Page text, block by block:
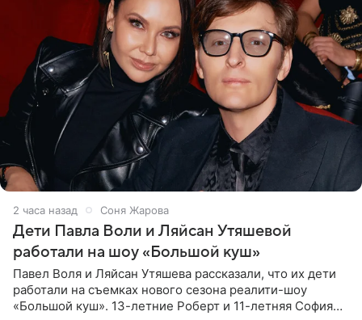
2 часа назад Соня Жарова
Дети Павла Воли и Ляйсан Утяшевой
работали на шоу «Большой куш»
Павел Воля и Ляйсан Утяшева рассказали, что их дети
работали на съемках нового сезона реалити-шоу
«Большой куш». 13-летние Роберт и 11-летняя София